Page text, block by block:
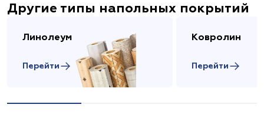
Другие типы напольных покрытий
Линолеум
Перейти
Ковролин
Перейти